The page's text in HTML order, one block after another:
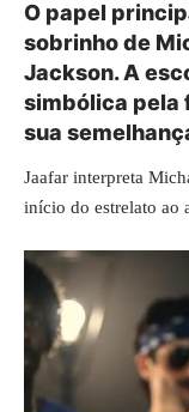
O papel
sobrinho de
Jackson. A
simbólica pela
sua
Jaafar interpreta
início do estrelato ao